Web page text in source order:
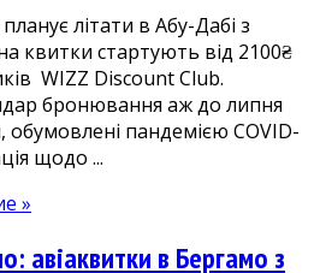
від
2100₴.
Прямі
рейси
Wizz
Air
ОАЕ
літати в Абу-Дабі з
квитки стартують від 2100₴
WIZZ Discount Club.
бронювання аж до липня
пандемією COVID-
щодо ...
»
авіаквитки в Бергамо з